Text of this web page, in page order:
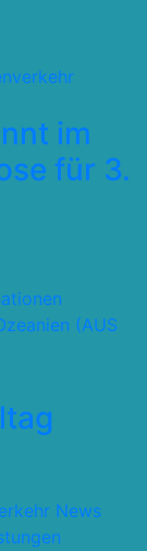
im
für 3.
(AUS
News